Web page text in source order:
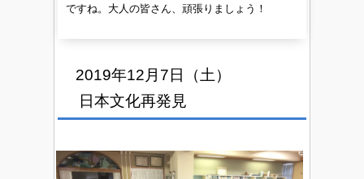
ですね。大人の皆さん、頑張りましょう！
2019年12月7日（土）
日本文化再発見